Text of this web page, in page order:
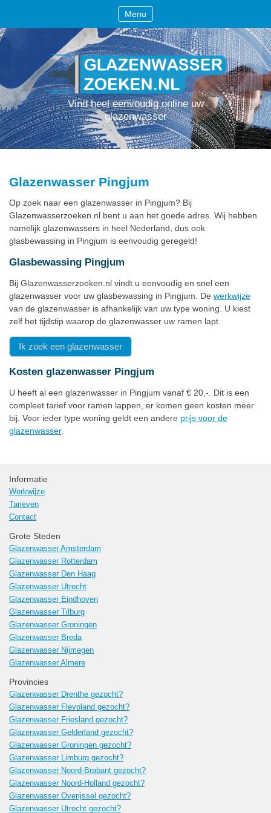
Menu
Vind heel eenvoudig online uw
glazenwasser
Glazenwasser Pingjum
Op zoek naar een glazenwasser in Pingjum? Bij
Glazenwasserzoeken.nl bent u aan het goede adres. Wij hebben
namelijk glazenwassers in heel Nederland, dus ook
glasbewassing in Pingjum is eenvoudig geregeld!
Glasbewassing Pingjum
Bij Glazenwasserzoeken.nl vindt u eenvoudig en snel een
glazenwasser voor uw glasbewassing in Pingjum. De werkwijze
van de glazenwasser is afhankelijk van uw type woning. U kiest
zelf het tijdstip waarop de glazenwasser uw ramen lapt.
Ik zoek een glazenwasser
Kosten glazenwasser Pingjum
U heeft al een glazenwasser in Pingjum vanaf € 20,-. Dit is een
compleet tarief voor ramen lappen, er komen geen kosten meer
bij. Voor ieder type woning geldt een andere prijs voor de
glazenwasser.
Informatie
Werkwijze
Tarieven
Contact
Grote Steden
Glazenwasser Amsterdam
Glazenwasser Rotterdam
Glazenwasser Den Haag
Glazenwasser Utrecht
Glazenwasser Eindhoven
Glazenwasser Tilburg
Glazenwasser Groningen
Glazenwasser Breda
Glazenwasser Nijmegen
Glazenwasser Almere
Provincies
Glazenwasser Drenthe gezocht?
Glazenwasser Flevoland gezocht?
Glazenwasser Friesland gezocht?
Glazenwasser Gelderland gezocht?
Glazenwasser Groningen gezocht?
Glazenwasser Limburg gezocht?
Glazenwasser Noord-Brabant gezocht?
Glazenwasser Noord-Holland gezocht?
Glazenwasser Overijssel gezocht?
Glazenwasser Utrecht gezocht?